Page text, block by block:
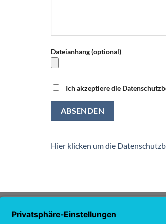
Dateianhang (optional)
Ich akzeptiere die
Hier klicken um die
ÜBER UNS